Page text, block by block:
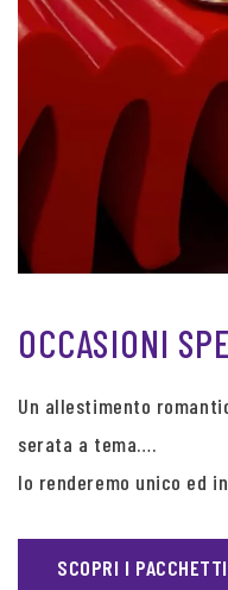
OCCASIONI
Un allestimento
serata a tema….
lo renderemo unico ed
SCOPRI I PACCHETTI